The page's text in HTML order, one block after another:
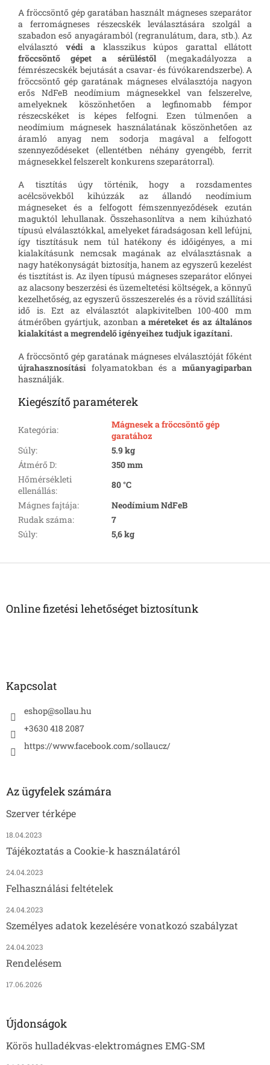
A fröccsöntő gép garatában használt mágneses szeparátor
a ferromágneses részecskék leválasztására szolgál a
szabadon eső anyagáramból (regranulátum, dara, stb.). Az
elválasztó védi a klasszikus kúpos garattal ellátott
fröccsöntő gépet a sérüléstől(megakadályozza a
fémrészecskék bejutását a csavar- és fúvókarendszerbe). A
fröccsöntő gép garatának mágneses elválasztója nagyon
erős NdFeB neodímium mágnesekkel van felszerelve,
amelyeknek köszönhetően a legfinomabb fémpor
részecskéket is képes felfogni. Ezen túlmenően a
neodímium mágnesek használatának köszönhetően az
áramló anyag nem sodorja magával a felfogott
szennyeződéseket (ellentétben néhány gyengébb, ferrit
mágnesekkel felszerelt konkurens szeparátorral).
A tisztítás úgy történik, hogy a rozsdamentes
acélcsövekből kihúzzák az állandó neodímium
mágneseket és a felfogott fémszennyeződések ezután
maguktól lehullanak. Összehasonlítva a nem kihúzható
típusú elválasztókkal, amelyeket fáradságosan kell lefújni,
így tisztításuk nem túl hatékony és időigényes, a mi
kialakításunk nemcsak magának az elválasztásnak a
nagy hatékonyságát biztosítja, hanem az egyszerű kezelést
és tisztítást is. Az ilyen típusú mágneses szeparátor előnyei
az alacsony beszerzési és üzemeltetési költségek, a könnyű
kezelhetőség, az egyszerű összeszerelés és a rövid szállítási
idő is. Ezt az elválasztót alapkivitelben 100-400 mm
átmérőben gyártjuk, azonban a méreteket és az általános
kialakítást a megrendelő igényeihez tudjuk igazítani.
A fröccsöntő gép garatának mágneses elválasztóját főként
újrahasznosítási folyamatokban és a műanyagiparban
használják.
Kiegészítő paraméterek
Kategória:
Mágnesek a fröccsöntő gép
garatához
Súly:
5.9 kg
Átmérő D:
350 mm
Hőmérsékleti
ellenállás:
80 °C
Mágnes fajtája:
Neodímium NdFeB
Rudak száma:
7
Súly: 5,6 kg
L
Online fizetési lehetőséget biztosítunk
Kapcsolat
eshop@sollau.hu
+3630 418 2087
https://www.facebook.com/sollaucz/
Az ügyfelek számára
Szerver térképe
18.04.2023
Tájékoztatás a Cookie-k használatáról
24.04.2023
Felhasználási feltételek
24.04.2023
Személyes adatok kezelésére vonatkozó szabályzat
24.04.2023
Rendelésem
17.06.2026
Újdonságok
Körös hulladékvas-elektromágnes EMG-SM